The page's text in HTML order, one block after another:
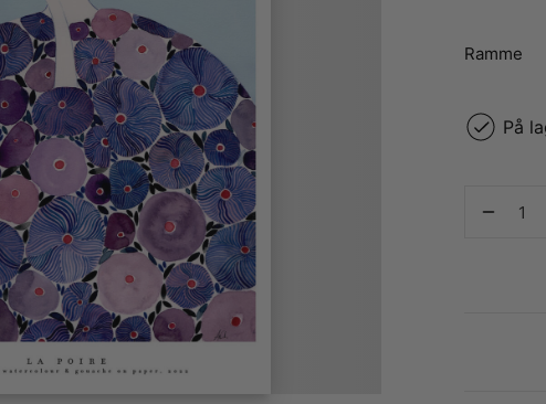
Ramme
På